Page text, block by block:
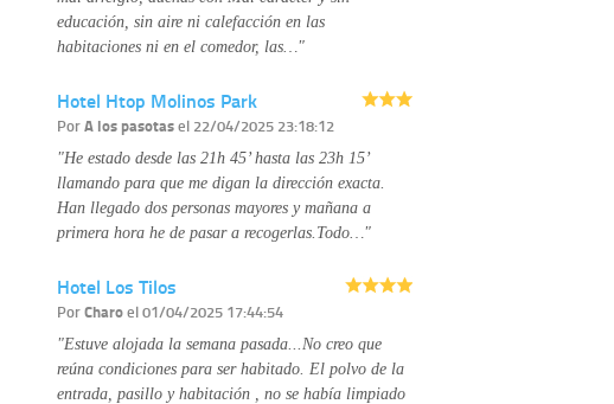
Derechos: tiene derecho a saber qué
información tenemos sobre usted, corregirla y
eliminarla, tal y como se explica en la
página web.
Información complementaria:Puede consultar
tratamos sus datos en lapolítica de privacidad
educación, sin aire ni calefacción en las
habitaciones ni en el comedor, las…"
Hotel Htop Molinos Park
PorA los pasotasel 22/04/2025 23:18:12
"He estado desde las 21h 45’ hasta las 23h 15’
llamando para que me digan la dirección exacta.
Han llegado dos personas mayores y mañana a
primera hora he de pasar a recogerlas.Todo…"
Hotel Los Tilos
PorCharoel 01/04/2025 17:44:54
"Estuve alojada la semana pasada...No creo que
reúna condiciones para ser habitado. El polvo de la
entrada, pasillo y habitación , no se había limpiado